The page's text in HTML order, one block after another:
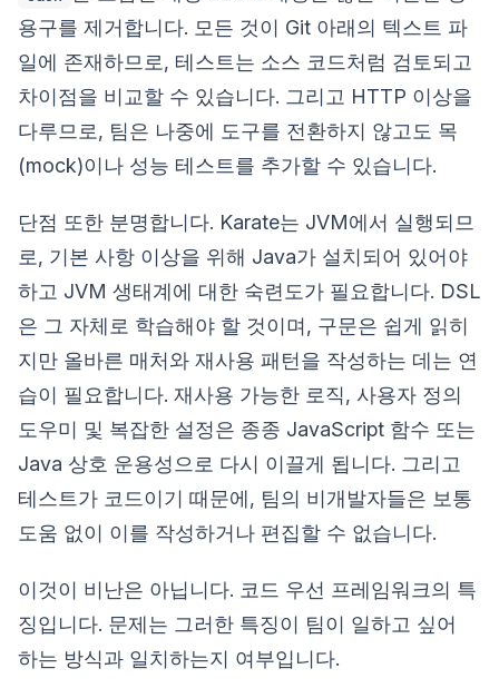
용구를 제거합니다. 모든 것이 Git 아래의 텍스트 파
일에 존재하므로, 테스트는 소스 코드처럼 검토되고
차이점을 비교할 수 있습니다. 그리고 HTTP 이상을
다루므로, 팀은 나중에 도구를 전환하지 않고도 목
(mock)이나 성능 테스트를 추가할 수 있습니다.
단점 또한 분명합니다. Karate는 JVM에서 실행되므
로, 기본 사항 이상을 위해 Java가 설치되어 있어야
하고 JVM 생태계에 대한 숙련도가 필요합니다. DSL
은 그 자체로 학습해야 할 것이며, 구문은 쉽게 읽히
지만 올바른 매처와 재사용 패턴을 작성하는 데는 연
습이 필요합니다. 재사용 가능한 로직, 사용자 정의
도우미 및 복잡한 설정은 종종 JavaScript 함수 또는
Java 상호 운용성으로 다시 이끌게 됩니다. 그리고
테스트가 코드이기 때문에, 팀의 비개발자들은 보통
도움 없이 이를 작성하거나 편집할 수 없습니다.
이것이 비난은 아닙니다. 코드 우선 프레임워크의 특
징입니다. 문제는 그러한 특징이 팀이 일하고 싶어
하는 방식과 일치하는지 여부입니다.